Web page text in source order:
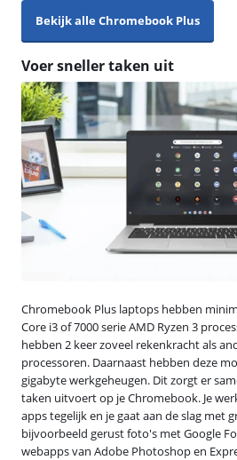
Bekijk alle Chromebook Plus
Voer sneller taken uit
Chromebook Plus laptops hebben
Core i3 of 7000 serie AMD Ryzen 3
hebben 2 keer zoveel rekenkracht als
processoren. Daarnaast hebben deze
gigabyte werkgeheugen. Dit zorgt er
taken uitvoert op je Chromebook. Je
apps tegelijk en je gaat aan de slag met
bijvoorbeeld gerust foto's met Google
webapps van Adobe Photoshop en